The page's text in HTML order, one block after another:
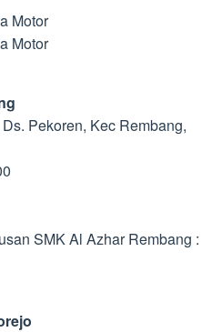
Motor
Motor
Pekoren, Kec Rembang,
SMK Al Azhar Rembang :